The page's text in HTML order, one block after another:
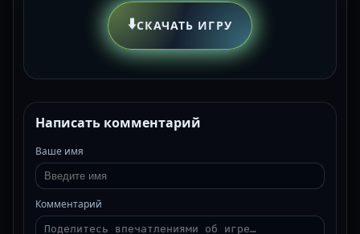
⬇️СКАЧАТЬ ИГРУ
Написать комментарий
Ваше имя
Комментарий